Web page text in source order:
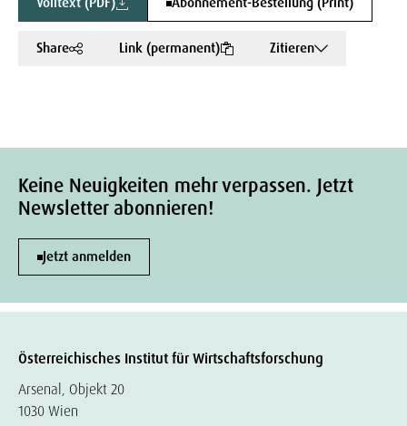
Share Link (permanent) Zitieren
Keine Neuigkeiten mehr verpassen. Jetzt
Newsletter abonnieren!
Jetzt anmelden
Österreichisches Institut für Wirtschaftsforschung
Arsenal, Objekt 20
1030 Wien